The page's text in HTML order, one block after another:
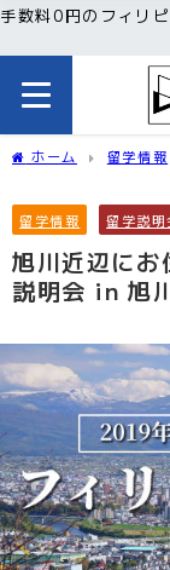
手数料0円のフィリ
ホーム 留学情報
留学情報 留学説明
旭川近辺にお
説明会 in 旭